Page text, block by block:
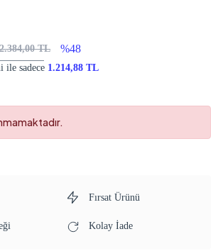
2.384,00 TL %48
ile sadece 1.214,88 TL
Fırsat Ürünü
Kolay İade